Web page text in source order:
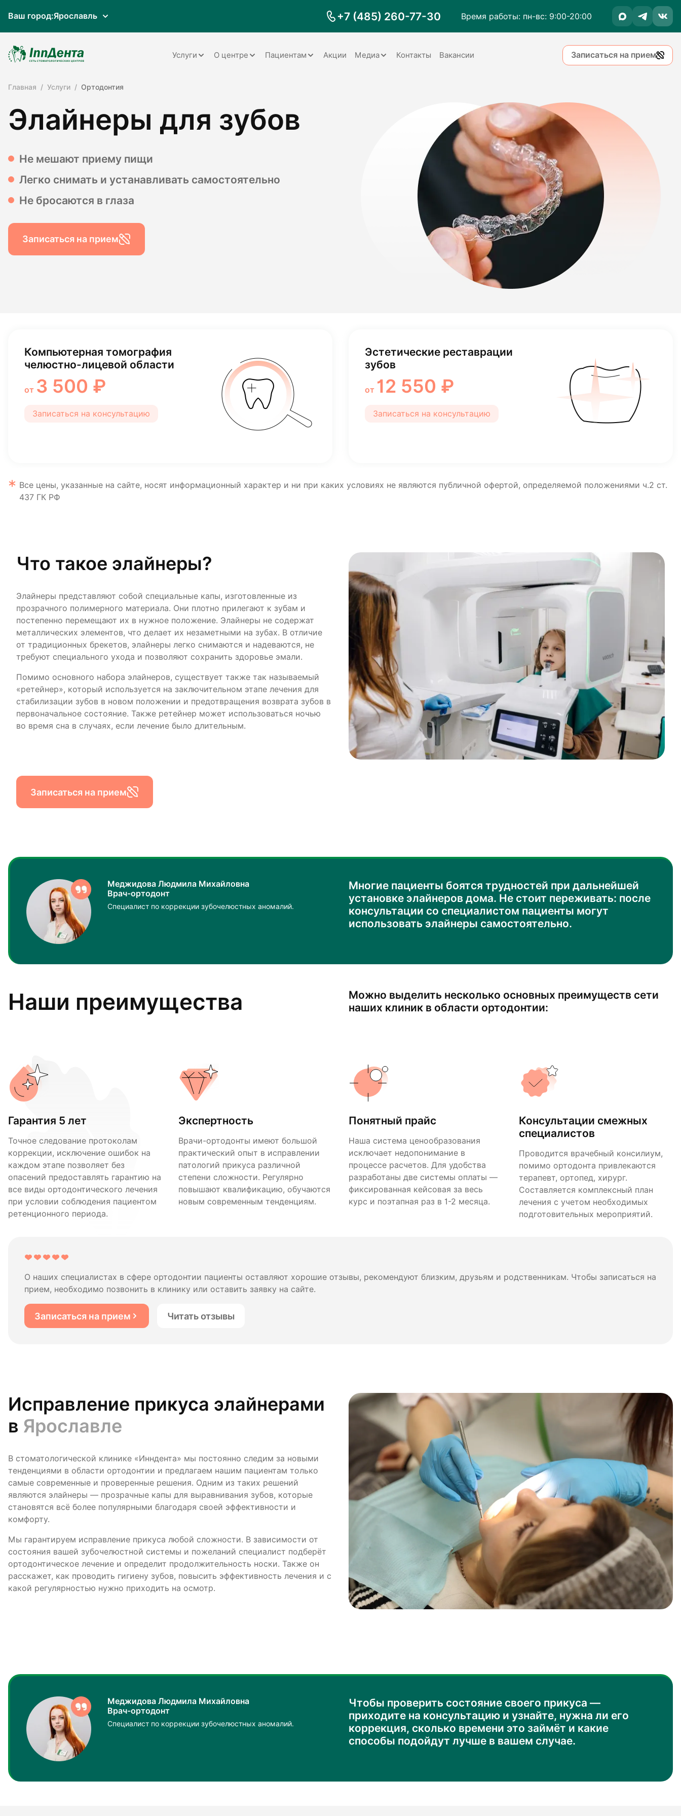
Ваш город:Ярославль +7 (485) 260-77-30 Время работы: пн-вс: 9:00-20:00
Услуги
Имплантация
О центре
Наши специалисты
Наше оборудование
Пациентам
вычет
Акции Медиа Контакты Вакансии Записаться на прием
Главная Услуги Ортодонтия
Элайнеры для зубов
Не мешают приему пищи
Легко снимать и устанавливать самостоятельно
Не бросаются в глаза
Записаться на прием
Компьютерная томография
челюстно-лицевой области
от 3 500 ₽
Записаться на консультацию
Эстетические реставрации
зубов
от 12 550 ₽
Записаться на консультацию
Все цены, указанные на сайте, носят информационный характер и ни при каких условиях не являются публичной офертой, определяемой положениями ч.2 ст.
437 ГК РФ
Что такое элайнеры?
Элайнеры представляют собой специальные капы, изготовленные из
прозрачного полимерного материала. Они плотно прилегают к зубам и
постепенно перемещают их в нужное положение. Элайнеры не содержат
металлических элементов, что делает их незаметными на зубах. В отличие
от традиционных брекетов, элайнеры легко снимаются и надеваются, не
требуют специального ухода и позволяют сохранить здоровье эмали.
Помимо основного набора элайнеров, существует также так называемый
«ретейнер», который используется на заключительном этапе лечения для
стабилизации зубов в новом положении и предотвращения возврата зубов в
первоначальное состояние. Также ретейнер может использоваться ночью
во время сна в случаях, если лечение было длительным.
Записаться на прием
Меджидова Людмила Михайловна
Врач-ортодонт
Специалист по коррекции зубочелюстных аномалий.
Многие пациенты боятся трудностей при дальнейшей
установке элайнеров дома. Не стоит переживать: после
консультации со специалистом пациенты могут
использовать элайнеры самостоятельно.
Наши преимущества
Можно выделить несколько основных преимуществ сети
наших клиник в области ортодонтии:
Гарантия 5 лет
Точное следование протоколам
коррекции, исключение ошибок на
каждом этапе позволяет без
опасений предоставлять гарантию на
все виды ортодонтического лечения
при условии соблюдения пациентом
ретенционного периода.
Экспертность
Врачи-ортодонты имеют большой
практический опыт в исправлении
патологий прикуса различной
степени сложности. Регулярно
повышают квалификацию, обучаются
новым современным тенденциям.
Понятный прайс
Наша система ценообразования
исключает недопонимание в
процессе расчетов. Для удобства
разработаны две системы оплаты —
фиксированная кейсовая за весь
курс и поэтапная раз в 1-2 месяца.
Консультации смежных
специалистов
Проводится врачебный консилиум,
помимо ортодонта привлекаются
терапевт, ортопед, хирург.
Составляется комплексный план
лечения с учетом необходимых
подготовительных мероприятий.
О наших специалистах в сфере ортодонтии пациенты оставляют хорошие отзывы, рекомендуют близким, друзьям и родственникам. Чтобы записаться на
прием, необходимо позвонить в клинику или оставить заявку на сайте.
Записаться на прием Читать отзывы
Исправление прикуса элайнерами
в Ярославле
В стоматологической клинике «Инндента» мы постоянно следим за новыми
тенденциями в области ортодонтии и предлагаем нашим пациентам только
самые современные и проверенные решения. Одним из таких решений
являются элайнеры — прозрачные капы для выравнивания зубов, которые
становятся всё более популярными благодаря своей эффективности и
комфорту.
Мы гарантируем исправление прикуса любой сложности. В зависимости от
состояния вашей зубочелюстной системы и пожеланий специалист подберёт
ортодонтическое лечение и определит продолжительность носки. Также он
расскажет, как проводить гигиену зубов, повысить эффективность лечения и с
какой регулярностью нужно приходить на осмотр.
Меджидова Людмила Михайловна
Врач-ортодонт
Специалист по коррекции зубочелюстных аномалий.
Чтобы проверить состояние своего прикуса —
приходите на консультацию и узнайте, нужна ли его
коррекция, сколько времени это займёт и какие
способы подойдут лучше в вашем случае.